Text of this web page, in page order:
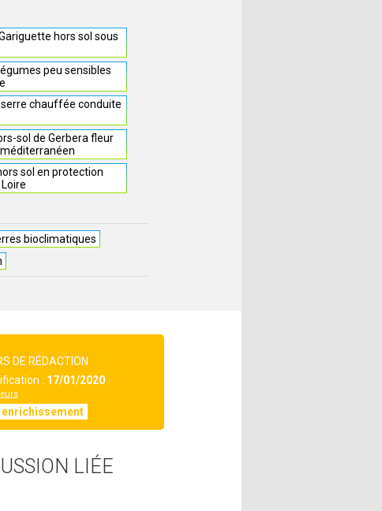
hors sol sous
peu sensibles
chauffée conduite
sol de Gerbera fleur
sol en protection
bioclimatiques
DE RÉDACTION
: 17/01/2020
enrichissement
LIÉE